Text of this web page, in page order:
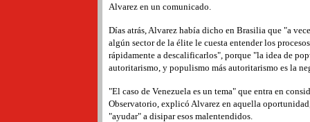
Alvarez en un comunicado.
Días atrás, Alvarez había dicho en Brasilia que "a
algún sector de la élite le cuesta entender los
rápidamente a descalificarlos", porque "la idea de
autoritarismo, y populismo más autoritarismo es la
"El caso de Venezuela es un tema" que entra en
Observatorio, explicó Alvarez en aquella
"ayudar" a disipar esos malentendidos.